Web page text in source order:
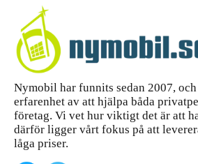
Nymobil har funnits sedan 2007,
erfarenhet av att hjälpa båda
företag. Vi vet hur viktigt det är att
därför ligger vårt fokus på att
låga priser.